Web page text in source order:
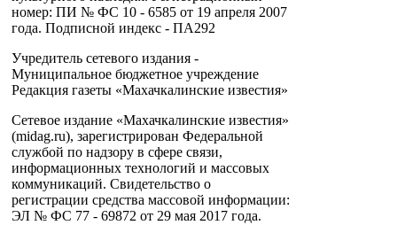
номер: ПИ № ФС 10 - 6585 от 19 апреля 2007
года. Подписной индекс - ПА292
Учредитель сетевого издания -
Муниципальное бюджетное учреждение
Редакция газеты «Махачкалинские известия»
Сетевое издание «Махачкалинские известия»
(midag.ru), зарегистрирован Федеральной
службой по надзору в сфере связи,
информационных технологий и массовых
коммуникаций. Свидетельство о
регистрации средства массовой информации:
ЭЛ № ФС 77 - 69872 от 29 мая 2017 года.